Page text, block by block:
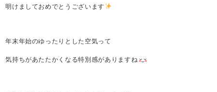
明けましておめでとうございます
年末年始のゆったりとした空気って
気持ちがあたたかくなる特別感がありますね